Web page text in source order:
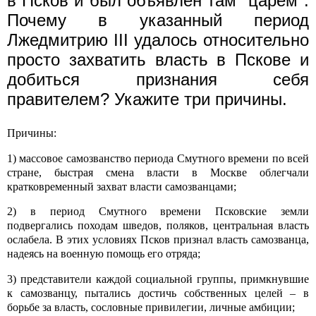
Почему в указанный период
Лжедмитрию III удалось относительно
просто захватить власть в Пскове и
добиться признания себя
правителем? Укажите три причины.
Причины:
1) массовое самозванство периода Смутного времени по всей
стране, быстрая смена власти в Москве облегчали
кратковременный захват власти самозванцами;
2) в период Смутного времени Псковские земли
подвергались походам шведов, поляков, центральная власть
ослабела. В этих условиях Псков признал власть самозванца,
надеясь на военную помощь его отряда;
3) представители каждой социальной группы, примкнувшие
к самозванцу, пытались достичь собственных целей – в
борьбе за власть, сословные привилегии, личные амбиции;